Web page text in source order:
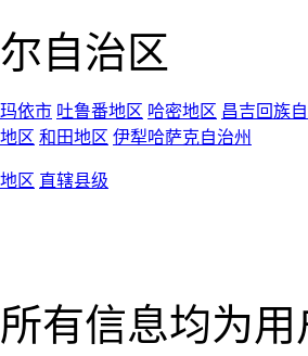
自治区
依市 吐鲁番地区 哈密地区 昌吉回族
区 和田地区 伊犁哈萨克自治州
区 直辖县级
有信息均为